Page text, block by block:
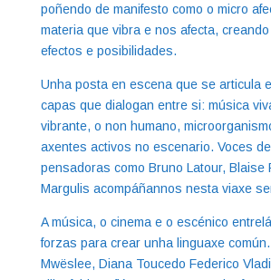
poñendo de manifesto como o micro
materia que vibra e nos afecta,
efectos e posibilidades.
Unha posta en escena que se articula
capas que dialogan entre si: música
vibrante, o non humano,
axentes activos no escenario. Voces
pensadoras como Bruno Latour, Blaise
Margulis acompáñannos nesta viaxe
A música, o cinema e o escénico
forzas para crear unha linguaxe
Mwëslee, Diana Toucedo Federico